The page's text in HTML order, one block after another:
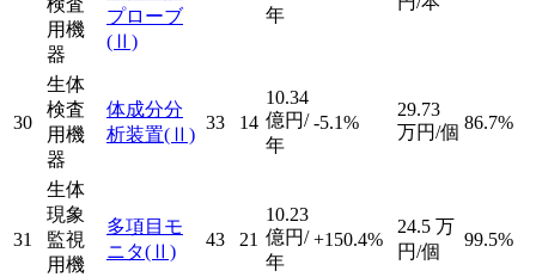
検査
用機
器
プローブ
(Ⅱ)
年
30
生体
検査
用機
器
体成分分
析装置(Ⅱ)
33 14
10.34
億円/
年
-5.1%
29.73
万円/個 86.7%
31
生体
現象
監視
用機
多項目モ
ニタ(Ⅱ)
43 21
10.23
億円/
年
+150.4%
24.5 万
円/個
99.5%